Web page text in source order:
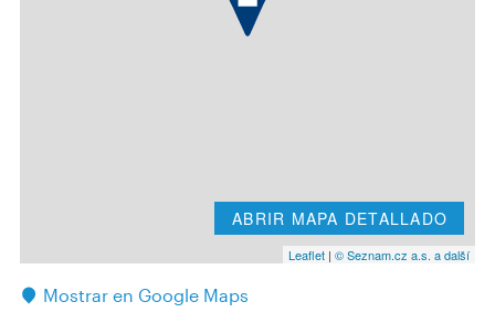
ABRIR MAPA DETALLADO
Leaflet | © Seznam.cz a.s. a další
Mostrar en Google Maps